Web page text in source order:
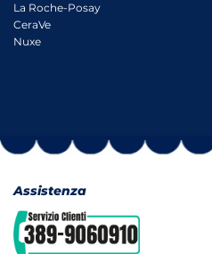
La Roche-Posay
CeraVe
Nuxe
Assistenza